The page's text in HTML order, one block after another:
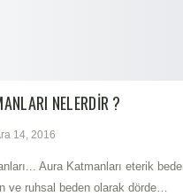
NELERDIR ?
14, 2016
Aura Katmanları eterik
ve ruhsal beden olarak dörde…